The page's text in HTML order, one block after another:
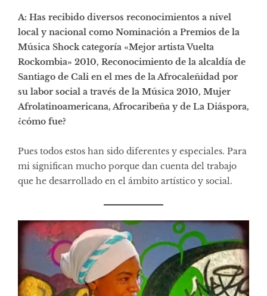
A: Has recibido diversos reconocimientos a nivel
local y nacional como Nominación a Premios de la
Música Shock categoría «Mejor artista Vuelta
Rockombia» 2010, Reconocimiento de la alcaldía de
Santiago de Cali en el mes de la Afrocaleñidad por
su labor social a través de la Música 2010, Mujer
Afrolatinoamericana, Afrocaribeña y de La Diáspora,
¿cómo fue?
Pues todos estos han sido diferentes y especiales. Para
mi significan mucho porque dan cuenta del trabajo
que he desarrollado en el ámbito artístico y social.